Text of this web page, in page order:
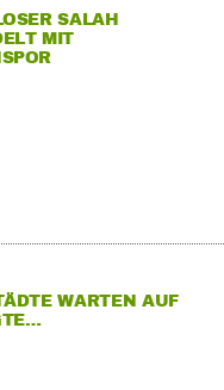
SALAH
MIT
WARTEN AUF